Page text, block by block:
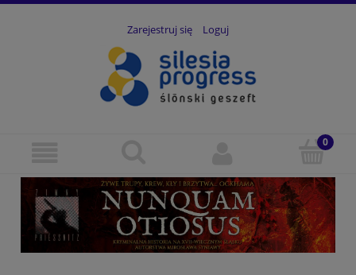
Zarejestruj się Loguj